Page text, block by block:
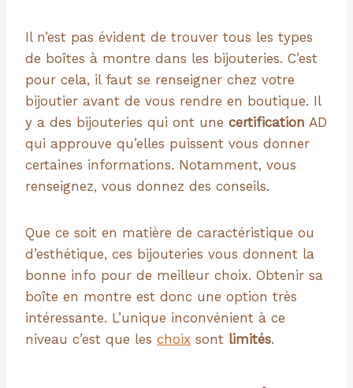
Il n’est pas évident de trouver tous les types
de boîtes à montre dans les bijouteries. C’est
pour cela, il faut se renseigner chez votre
bijoutier avant de vous rendre en boutique. Il
y a des bijouteries qui ont une certification AD
qui approuve qu’elles puissent vous donner
certaines informations. Notamment, vous
renseignez, vous donnez des conseils.
Que ce soit en matière de caractéristique ou
d’esthétique, ces bijouteries vous donnent la
bonne info pour de meilleur choix. Obtenir sa
boîte en montre est donc une option très
intéressante. L’unique inconvénient à ce
niveau c’est que les choix sont limités.